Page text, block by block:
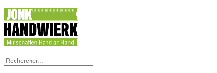
précédente
précédent
suivante
suivant